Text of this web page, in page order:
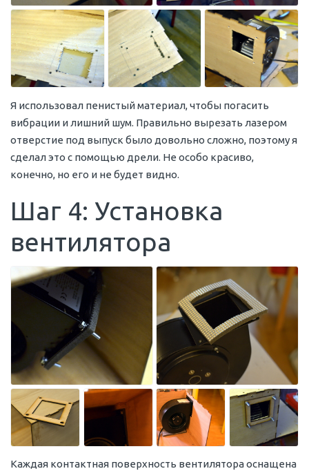
Я использовал пенистый материал, чтобы погасить
вибрации и лишний шум. Правильно вырезать лазером
отверстие под выпуск было довольно сложно, поэтому я
сделал это с помощью дрели. Не особо красиво,
конечно, но его и не будет видно.
Шаг 4: Установка
вентилятора
Каждая контактная поверхность вентилятора оснащена